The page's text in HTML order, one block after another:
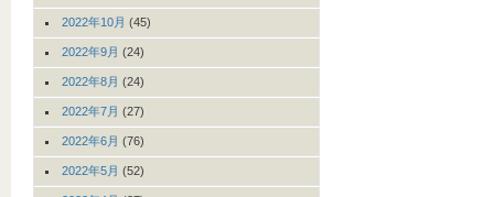
2022年10月 (45)
2022年9月 (24)
2022年8月 (24)
2022年7月 (27)
2022年6月 (76)
2022年5月 (52)